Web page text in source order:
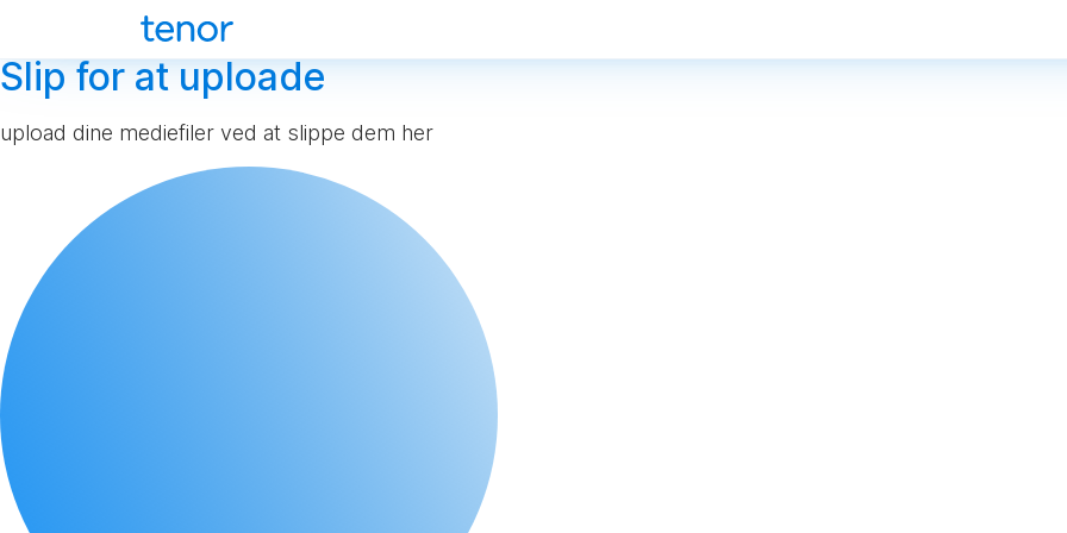
Slip for at uploade
upload dine mediefiler ved at slippe dem her